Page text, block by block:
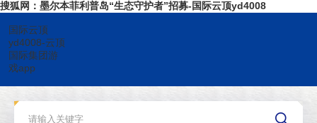
搜狐网：墨尔本菲利普岛“生态守护者”招募-国际云顶yd4008
国际云顶
yd4008-云顶
国际集团游
戏app